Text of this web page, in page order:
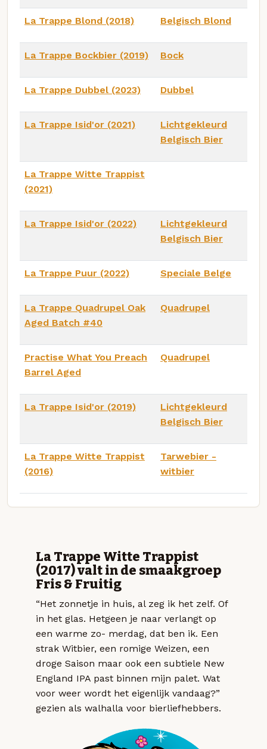
La Trappe Blond (2018) Belgisch Blond
La Trappe Bockbier (2019) Bock
La Trappe Dubbel (2023) Dubbel
La Trappe Isid'or (2021)
Lichtgekleurd
Belgisch Bier
La Trappe Witte Trappist
(2021)
La Trappe Isid'or (2022)
Lichtgekleurd
Belgisch Bier
La Trappe Puur (2022) Speciale Belge
La Trappe Quadrupel Oak
Aged Batch #40
Quadrupel
Practise What You Preach
Barrel Aged
Quadrupel
La Trappe Isid'or (2019)
Lichtgekleurd
Belgisch Bier
La Trappe Witte Trappist
(2016)
Tarwebier -
witbier
La Trappe Witte Trappist
(2017) valt in de smaakgroep
Fris & Fruitig
“Het zonnetje in huis, al zeg ik het zelf. Of
in het glas. Hetgeen je naar verlangt op
een warme zo- merdag, dat ben ik. Een
strak Witbier, een romige Weizen, een
droge Saison maar ook een subtiele New
England IPA past binnen mijn palet. Wat
voor weer wordt het eigenlijk vandaag?”
gezien als walhalla voor bierliefhebbers.